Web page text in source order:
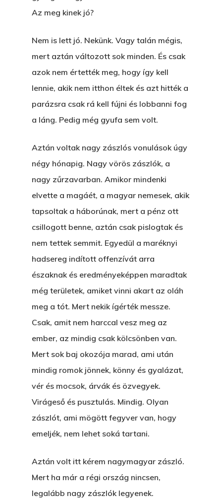
Az meg kinek jó?
Nem is lett jó. Nekünk. Vagy talán mégis,
mert aztán változott sok minden. És csak
azok nem értették meg, hogy így kell
lennie, akik nem itthon éltek és azt hitték a
parázsra csak rá kell fújni és lobbanni fog
a láng. Pedig még gyufa sem volt.
Aztán voltak nagy zászlós vonulások úgy
négy hónapig. Nagy vörös zászlók, a
nagy zűrzavarban. Amikor mindenki
elvette a magáét, a magyar nemesek, akik
tapsoltak a háborúnak, mert a pénz ott
csillogott benne, aztán csak pislogtak és
nem tettek semmit. Egyedül a maréknyi
hadsereg indított offenzívát arra
északnak és eredményeképpen maradtak
még területek, amiket vinni akart az oláh
meg a tót. Mert nekik ígérték messze.
Csak, amit nem harccal vesz meg az
ember, az mindig csak kölcsönben van.
Mert sok baj okozója marad, ami után
mindig romok jönnek, könny és gyalázat,
vér és mocsok, árvák és özvegyek.
Virágeső és pusztulás. Mindig. Olyan
zászlót, ami mögött fegyver van, hogy
emeljék, nem lehet soká tartani.
Aztán volt itt kérem nagymagyar zászló.
Mert ha már a régi ország nincsen,
legalább nagy zászlók legyenek.